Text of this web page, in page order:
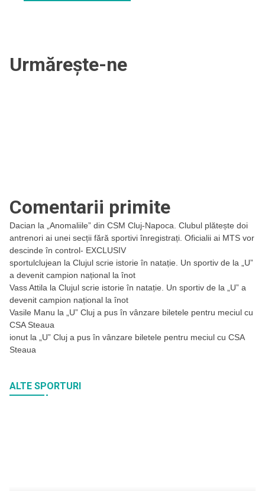
Urmărește-ne
Comentarii primite
Dacian la
„Anomaliile” din CSM Cluj-Napoca. Clubul plătește doi
antrenori ai unei secții fără sportivi înregistrați. Oficialii ai MTS vor
descinde în control- EXCLUSIV
sportulclujean la Clujul scrie istorie în natație. Un sportiv de la „U”
a devenit campion național la înot
Vass Attila la Clujul scrie istorie în natație. Un sportiv de la „U” a
devenit campion național la înot
Vasile Manu la
„U” Cluj a pus în vânzare biletele pentru meciul cu
CSA Steaua
ionut la
„U” Cluj a pus în vânzare biletele pentru meciul cu CSA
Steaua
ALTE SPORTURI